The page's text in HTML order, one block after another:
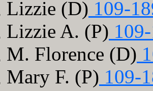
Lizzie (D) 109-
Lizzie A. (P)
M. Florence (D)
Mary F. (P) 109-